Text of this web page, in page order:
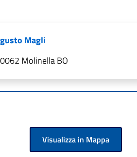
Magli
Molinella BO
Visualizza in Mappa